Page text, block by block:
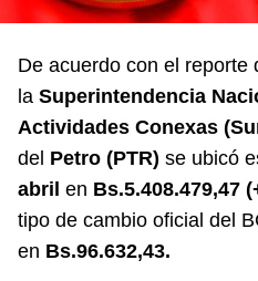
De acuerdo con el reporte
la Superintendencia
Actividades Conexas
del Petro (PTR) se ubicó
abril en Bs.5.408.479,47
tipo de cambio oficial del
en Bs.96.632,43.